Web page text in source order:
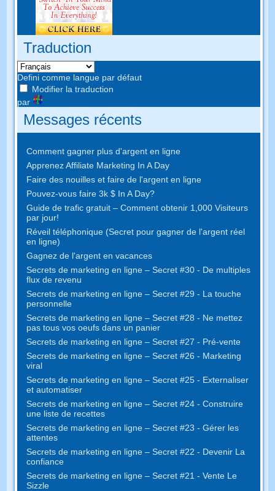
Traduction
Defini comme langue par défaut
Modifier la traduction
par
Messages récents
Comment gagner plus d'argent en ligne
Apprenez Affiliate Marketing In A Day
Faire des nouilles et faire de l'argent en ligne
Pouvez-vous faire 3k $ In A Day?
Guide de trafic gratuit – Comment obtenir 1,000 Visiteurs
par jour!
Réveil téléphonique (Secret pour gagner de l'argent réel
en ligne)
Gagnez de l'argent en vacances
Secrets de marketing en ligne – Secret #30 - De multiples
flux de revenu
Secrets de marketing en ligne – Secret #29 - La touche
personnelle
Secrets de marketing en ligne – Secret #28 - Ne mettez
pas tous vos oeufs dans un panier
Secrets de marketing en ligne – Secret #27 - Pré-vente
Secrets de marketing en ligne – Secret #26 - Marketing
viral
Secrets de marketing en ligne – Secret #25 - Externaliser
et automatiser
Secrets de marketing en ligne – Secret #24 - Construire
une liste de recettes
Secrets de marketing en ligne – Secret #23 - Gérer les
attentes
Secrets de marketing en ligne – Secret #22 - Devenir La
confiance
Secrets de marketing en ligne – Secret #21 - Vente Le
Sizzle